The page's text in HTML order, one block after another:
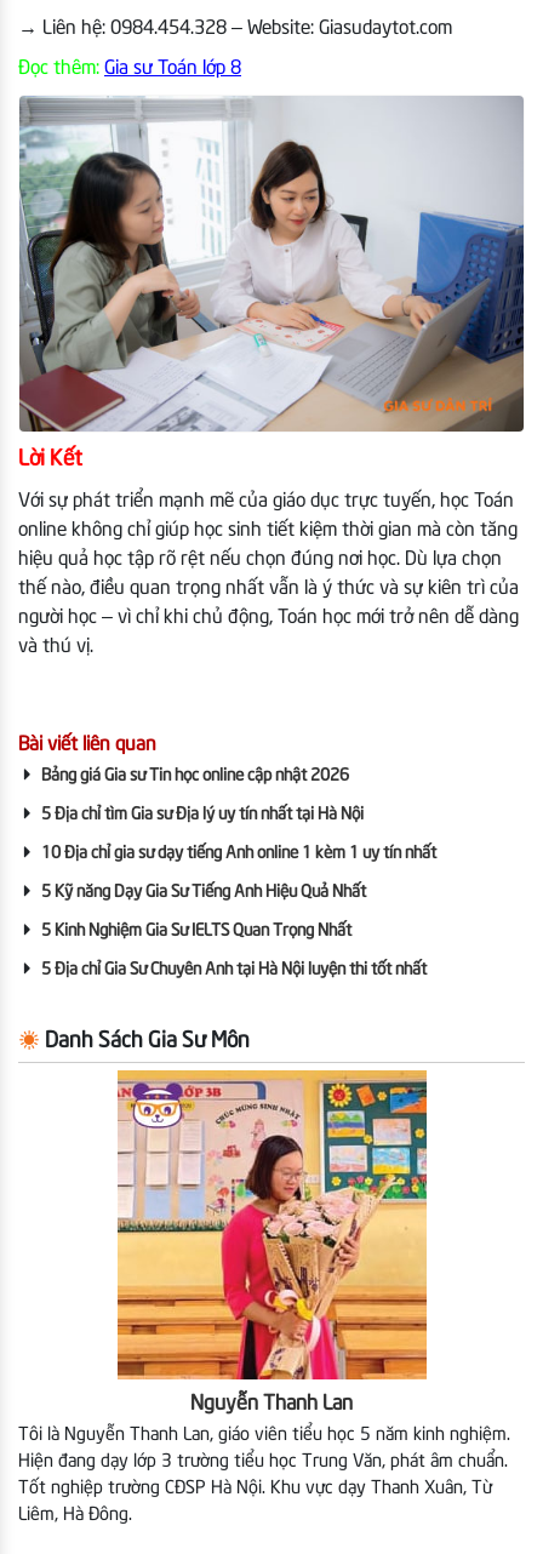
→ Liên hệ: 0984.454.328 – Website: Giasudaytot.com
Đọc thêm: Gia sư Toán lớp 8
Lời Kết
Với sự phát triển mạnh mẽ của giáo dục trực tuyến, học Toán
online không chỉ giúp học sinh tiết kiệm thời gian mà còn tăng
hiệu quả học tập rõ rệt nếu chọn đúng nơi học. Dù lựa chọn
thế nào, điều quan trọng nhất vẫn là ý thức và sự kiên trì của
người học – vì chỉ khi chủ động, Toán học mới trở nên dễ dàng
và thú vị.
Bài viết liên quan
Bảng giá Gia sư Tin học online cập nhật 2026
5 Địa chỉ tìm Gia sư Địa lý uy tín nhất tại Hà Nội
10 Địa chỉ gia sư dạy tiếng Anh online 1 kèm 1 uy tín nhất
5 Kỹ năng Dạy Gia Sư Tiếng Anh Hiệu Quả Nhất
5 Kinh Nghiệm Gia Sư IELTS Quan Trọng Nhất
5 Địa chỉ Gia Sư Chuyên Anh tại Hà Nội luyện thi tốt nhất
Danh Sách Gia Sư Môn
Nguyễn Thanh Lan
Tôi là Nguyễn Thanh Lan, giáo viên tiểu học 5 năm kinh nghiệm.
Hiện đang dạy lớp 3 trường tiểu học Trung Văn, phát âm chuẩn.
Tốt nghiệp trường CĐSP Hà Nội. Khu vực dạy Thanh Xuân, Từ
Liêm, Hà Đông.